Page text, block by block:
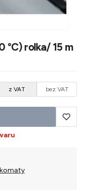
°C) rolka/ 15 m
z VAT bez VAT